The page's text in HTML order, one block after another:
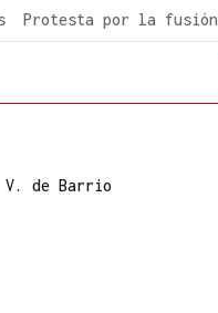
Protesta por la fusión
V. de Barrio